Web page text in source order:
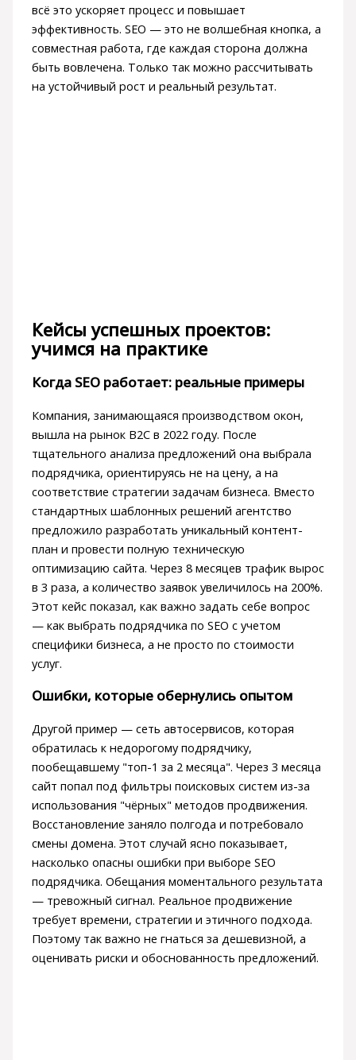
всё это ускоряет процесс и повышает
эффективность. SEO — это не волшебная кнопка, а
совместная работа, где каждая сторона должна
быть вовлечена. Только так можно рассчитывать
на устойчивый рост и реальный результат.
Кейсы успешных проектов:
учимся на практике
Когда SEO работает: реальные примеры
Компания, занимающаяся производством окон,
вышла на рынок B2C в 2022 году. После
тщательного анализа предложений она выбрала
подрядчика, ориентируясь не на цену, а на
соответствие стратегии задачам бизнеса. Вместо
стандартных шаблонных решений агентство
предложило разработать уникальный контент-
план и провести полную техническую
оптимизацию сайта. Через 8 месяцев трафик вырос
в 3 раза, а количество заявок увеличилось на 200%.
Этот кейс показал, как важно задать себе вопрос
— как выбрать подрядчика по SEO с учетом
специфики бизнеса, а не просто по стоимости
услуг.
Ошибки, которые обернулись опытом
Другой пример — сеть автосервисов, которая
обратилась к недорогому подрядчику,
пообещавшему "топ-1 за 2 месяца". Через 3 месяца
сайт попал под фильтры поисковых систем из-за
использования "чёрных" методов продвижения.
Восстановление заняло полгода и потребовало
смены домена. Этот случай ясно показывает,
насколько опасны ошибки при выборе SEO
подрядчика. Обещания моментального результата
— тревожный сигнал. Реальное продвижение
требует времени, стратегии и этичного подхода.
Поэтому так важно не гнаться за дешевизной, а
оценивать риски и обоснованность предложений.